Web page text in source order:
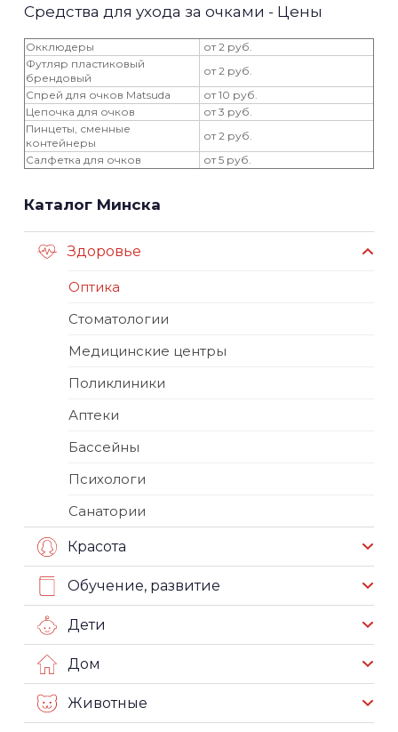
Средства для ухода за очками - Цены
Окклюдеры
от 2 руб.
Футляр пластиковый
брендовый
от 2 руб.
Спрей для очков Matsuda
от 10 руб.
Цепочка для очков
от 3 руб.
Пинцеты, сменные
контейнеры
от 2 руб.
Салфетка для очков
от 5 руб.
Каталог Минска
Здоровье
Оптика
Стоматологии
Медицинские центры
Поликлиники
Аптеки
Бассейны
Психологи
Санатории
Красота
Обучение, развитие
Дети
Дом
Животные